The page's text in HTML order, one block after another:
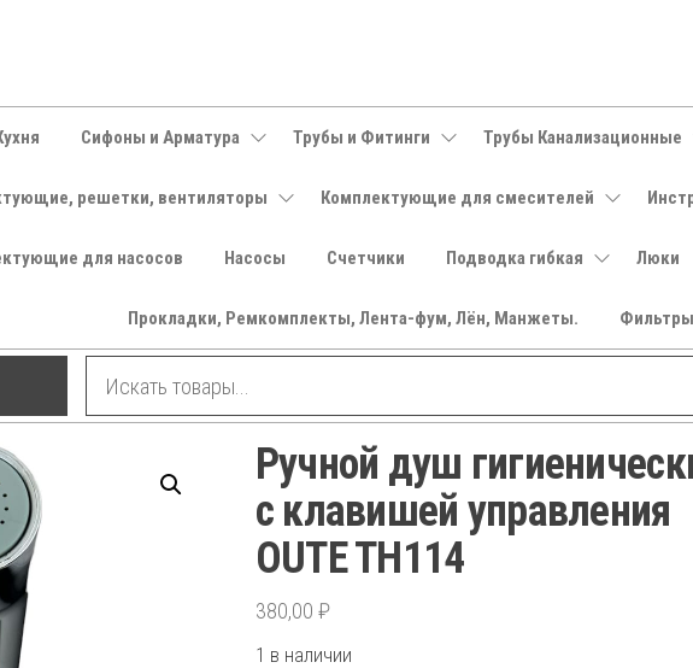
Сифоны и Арматура Трубы и Фитинги Трубы Канализационные
решетки, вентиляторы Комплектующие для смесителей
для насосов Насосы Счетчики Подводка гибкая Люки
Прокладки, Ремкомплекты, Лента-фум, Лён, Манжеты. Фильтры
Ручной душ
с клавишей управления
OUTE TH114
380,00 ₽
1 в наличии